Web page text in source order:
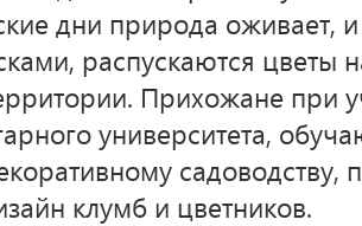
дни природа оживает, и
распускаются цветы
Прихожане при
университета,
садоводству,
клумб и цветников.